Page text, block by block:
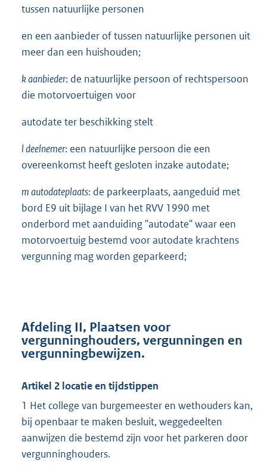
tussen natuurlijke personen
en een aanbieder of tussen natuurlijke personen uit
meer dan een huishouden;
k aanbieder: de natuurlijke persoon of rechtspersoon
die motorvoertuigen voor
autodate ter beschikking stelt
l deelnemer: een natuurlijke persoon die een
overeenkomst heeft gesloten inzake autodate;
m autodateplaats: de parkeerplaats, aangeduid met
bord E9 uit bijlage I van het RVV 1990 met
onderbord met aanduiding "autodate" waar een
motorvoertuig bestemd voor autodate krachtens
vergunning mag worden geparkeerd;
Afdeling II, Plaatsen voor
vergunninghouders, vergunningen en
vergunningbewijzen.
Artikel 2 locatie en tijdstippen
1 Het college van burgemeester en wethouders kan,
bij openbaar te maken besluit, weggedeelten
aanwijzen die bestemd zijn voor het parkeren door
vergunninghouders.